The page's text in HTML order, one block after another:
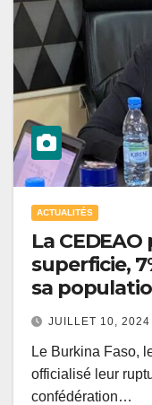
ACTUALITÉS
La
superficie,
sa
Burkina et
? Par le
JUILLET 10, 2024
Le Burkina Faso,
officialisé leur
confédération…